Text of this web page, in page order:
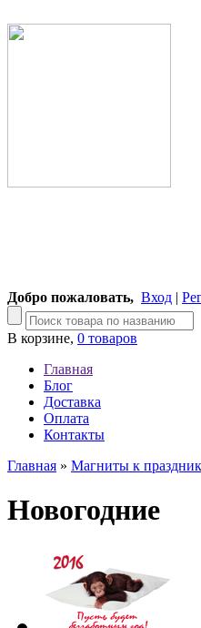
Добро пожаловать, Вход |
В корзине, 0 товаров
Главная
Блог
Доставка
Оплата
Контакты
Главная » Магниты к
Новогодние